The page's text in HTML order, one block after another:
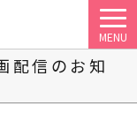
MENU
配信のお知